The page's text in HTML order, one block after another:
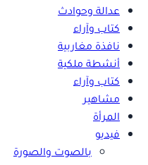
عدالة وحوادث
كتاب وآراء
نافذة مغاربية
أنشطة ملكية
كتاب وآراء
مشاهير
المرأة
فيديو
بالصوت والصورة